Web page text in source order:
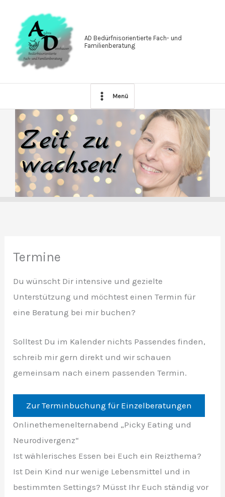
Inhalt
springen
AD Bedürfnisorientierte Fach- und
Familienberatung
Menü
Termine
Du wünscht Dir intensive und gezielte
Unterstützung und möchtest einen Termin für
eine Beratung bei mir buchen?
Solltest Du im Kalender nichts Passendes finden,
schreib mir gern direkt und wir schauen
gemeinsam nach einem passenden Termin.
Zur Terminbuchung für Einzelberatungen
Onlinethemenelternabend „Picky Eating und
Neurodivergenz“
Ist wählerisches Essen bei Euch ein Reizthema?
Ist Dein Kind nur wenige Lebensmittel und in
bestimmten Settings? Müsst Ihr Euch ständig vor